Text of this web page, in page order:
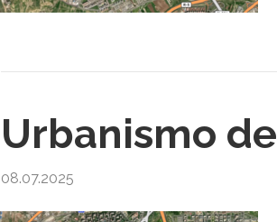
Urbanismo
08.07.2025